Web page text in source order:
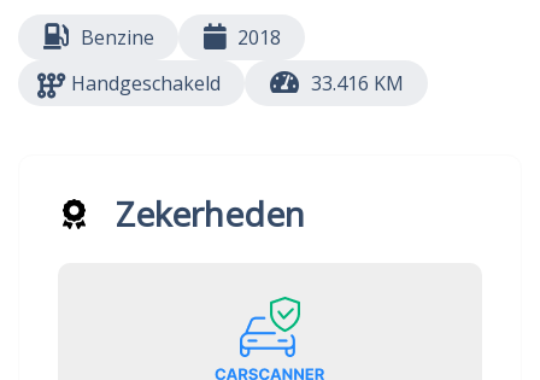
Benzine
2018
Handgeschakeld
33.416 KM
Zekerheden